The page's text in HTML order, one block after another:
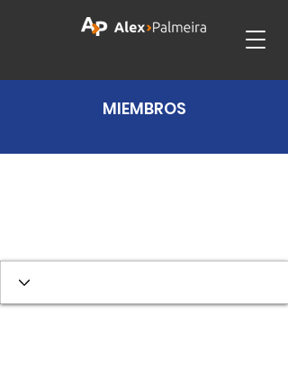
MIEMBROS